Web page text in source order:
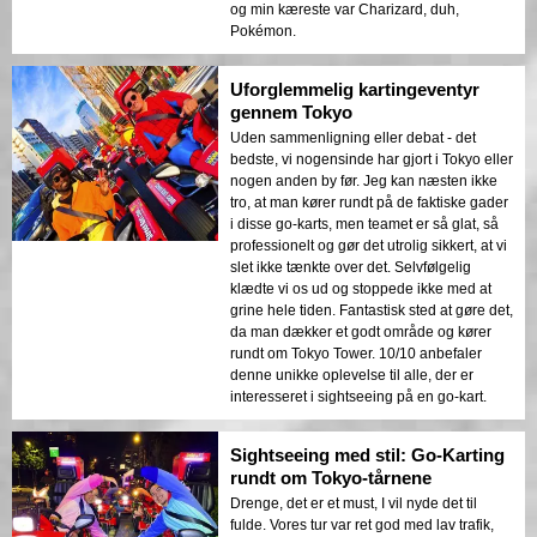
og min kæreste var Charizard, duh,
Pokémon.
Uforglemmelig kartingeventyr
gennem Tokyo
Uden sammenligning eller debat - det
bedste, vi nogensinde har gjort i Tokyo eller
nogen anden by før. Jeg kan næsten ikke
tro, at man kører rundt på de faktiske gader
i disse go-karts, men teamet er så glat, så
professionelt og gør det utrolig sikkert, at vi
slet ikke tænkte over det. Selvfølgelig
klædte vi os ud og stoppede ikke med at
grine hele tiden. Fantastisk sted at gøre det,
da man dækker et godt område og kører
rundt om Tokyo Tower. 10/10 anbefaler
denne unikke oplevelse til alle, der er
interesseret i sightseeing på en go-kart.
Sightseeing med stil: Go-Karting
rundt om Tokyo-tårnene
Drenge, det er et must, I vil nyde det til
fulde. Vores tur var ret god med lav trafik,